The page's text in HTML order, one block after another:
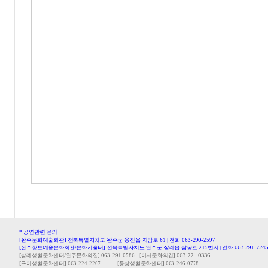
* 공연관련 문의
[완주문화예술회관] 전북특별자치도 완주군 용진읍 지암로 61 | 전화 063-290-2597
[완주향토예술문화회관/문화키움터] 전북특별자치도 완주군 삼례읍 삼봉로 215번지 | 전화 063-291-7245
[삼례생활문화센터/완주문화의집] 063-291-0586 [이서문화의집] 063-221-0336
[구이생활문화센터] 063-224-2207 [동상생활문화센터] 063-246-0778